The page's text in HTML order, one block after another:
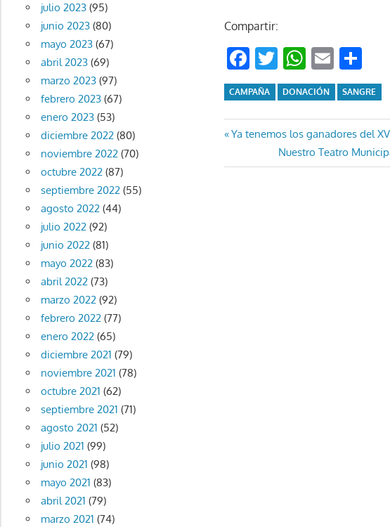
Compartir:
Facebook
TwitterEmail
CAMPAÑA DONACIÓN SANGRE
Navegación
de
Entrada
Ya tenemos los ganadores del
Entrada
siguiente:
Nuestro Teatro
julio 2023(95)
junio 2023(80)
mayo 2023(67)
abril 2023(69)
marzo 2023(97)
febrero 2023(67)
enero 2023(53)
diciembre 2022(80)
noviembre 2022(70)
octubre 2022(87)
septiembre 2022(55)
agosto 2022(44)
julio 2022(92)
junio 2022(81)
mayo 2022(83)
abril 2022(73)
marzo 2022(92)
febrero 2022(77)
enero 2022(65)
diciembre 2021 (79)
noviembre 2021 (78)
octubre 2021 (62)
septiembre 2021 (71)
agosto 2021 (52)
julio 2021 (99)
junio 2021 (98)
mayo 2021 (83)
abril 2021 (79)
marzo 2021 (74)